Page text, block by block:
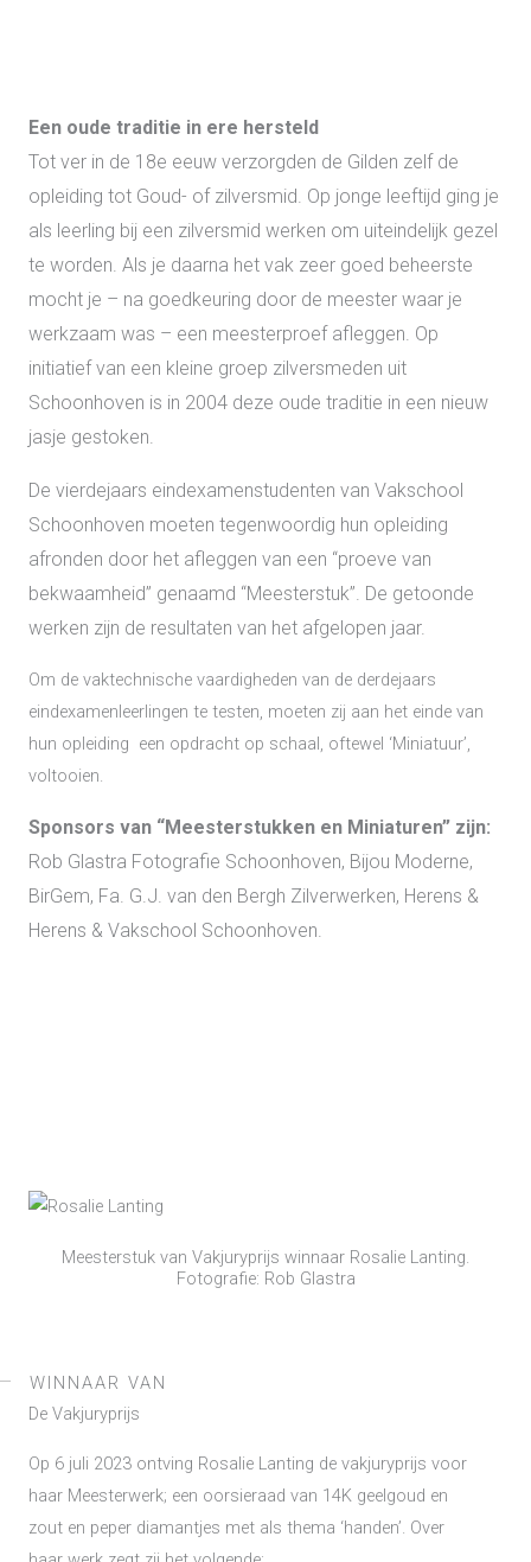
Een oude traditie in ere hersteld
Tot ver in de 18e eeuw verzorgden de Gilden zelf de
opleiding tot Goud- of zilversmid. Op jonge leeftijd ging je
als leerling bij een zilversmid werken om uiteindelijk gezel
te worden. Als je daarna het vak zeer goed beheerste
mocht je – na goedkeuring door de meester waar je
werkzaam was – een meesterproef afleggen. Op
initiatief van een kleine groep zilversmeden uit
Schoonhoven is in 2004 deze oude traditie in een nieuw
jasje gestoken.
De vierdejaars eindexamenstudenten van Vakschool
Schoonhoven moeten tegenwoordig hun opleiding
afronden door het afleggen van een “proeve van
bekwaamheid” genaamd “Meesterstuk”. De getoonde
werken zijn de resultaten van het afgelopen jaar.
Om de vaktechnische vaardigheden van de derdejaars
eindexamenleerlingen te testen, moeten zij aan het einde van
hun opleiding een opdracht op schaal, oftewel ‘Miniatuur’,
voltooien.
Sponsors van “Meesterstukken en Miniaturen” zijn:
Rob Glastra Fotografie Schoonhoven, Bijou Moderne,
BirGem, Fa. G.J. van den Bergh Zilverwerken, Herens &
Herens & Vakschool Schoonhoven.
Meesterstuk van Vakjuryprijs winnaar Rosalie Lanting.
Fotografie: Rob Glastra
WINNAAR VAN
De Vakjuryprijs
Op 6 juli 2023 ontving Rosalie Lanting de vakjuryprijs voor
haar Meesterwerk; een oorsieraad van 14K geelgoud en
zout en peper diamantjes met als thema ‘handen’. Over